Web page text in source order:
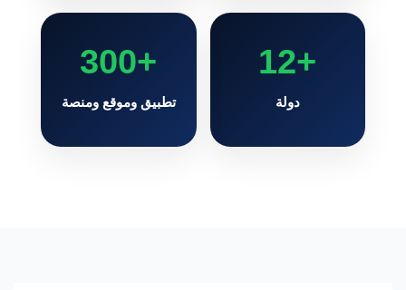
+12
دولة
+300
تطبيق وموقع ومنصة